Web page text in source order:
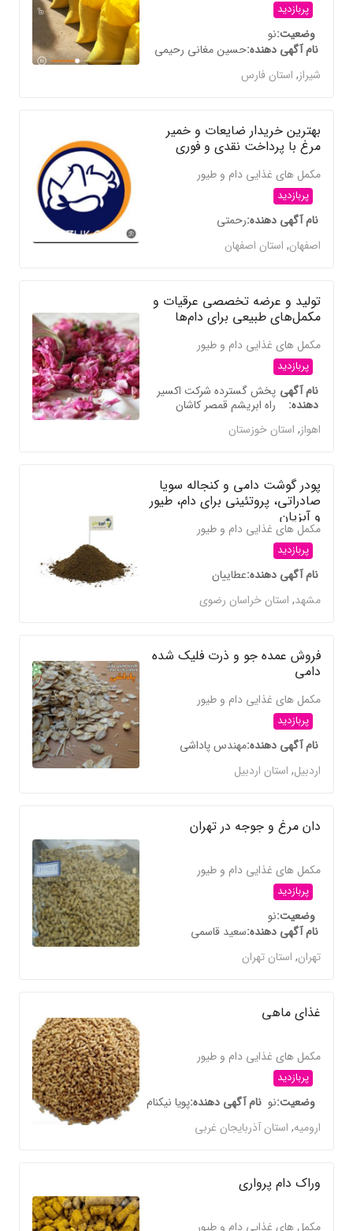
پربازدید
وضعیتنو
نام آگهی دهندهحسین مغانی رحیمی
شیراز,استان فارس
بهترین خریدار ضایعات و خمیر
مرغ با پرداخت نقدی و فوری
مکمل های غذایی دام و طیور
پربازدید
نام آگهی دهندهرحمتی
اصفهان,استان اصفهان
تولید و عرضه تخصصی عرقیات و
مکمل‌های طبیعی برای دام‌ها
مکمل های غذایی دام و طیور
پربازدید
نام آگهی
دهنده
پخش گسترده شرکت اکسیر
راه ابریشم قمصر کاشان
اهواز,استان خوزستان
پودر گوشت دامی و کنجاله سویا
صادراتی، پروتئینی برای دام، طیور
و آبزیان
مکمل های غذایی دام و طیور
پربازدید
نام آگهی دهندهعطاییان
مشهد,استان خراسان رضوی
فروش عمده جو و ذرت فلیک شده
دامی
مکمل های غذایی دام و طیور
پربازدید
نام آگهی دهندهمهندس پاداشی
اردبیل,استان اردبیل
دان مرغ و جوجه در تهران
مکمل های غذایی دام و طیور
پربازدید
وضعیتنو
نام آگهی دهندهسعید قاسمی
تهران,استان تهران
غذای ماهی
مکمل های غذایی دام و طیور
پربازدید
وضعیتنو نام آگهی دهندهپویا نیکنام
ارومیه,استان آذربایجان غربی
وراک دام پرواری
مکمل های غذایی دام و طیور